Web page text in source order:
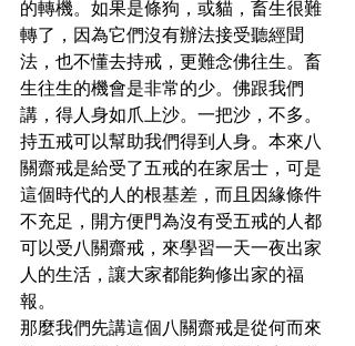
的轉機。如果是條狗，或貓，畜生很難
轉了，因為它們沒有辦法接受聽經聞
法，也不懂去持戒，更難念佛往生。畜
生往生的機會是非常的少。佛跟我們
講，得人身如爪上沙。一把沙，不多。
持五戒可以幫助我們得到人身。本來八
關齋戒是給受了五戒的在家居士，可是
這個時代的人的根基差，而且因緣條件
不充足，開方便門為沒有受五戒的人都
可以受八關齋戒，來學習一天一夜出家
人的生活，讓大家都能夠修出家的福
報。
那麼我們先講這個八關齋戒是從何而來